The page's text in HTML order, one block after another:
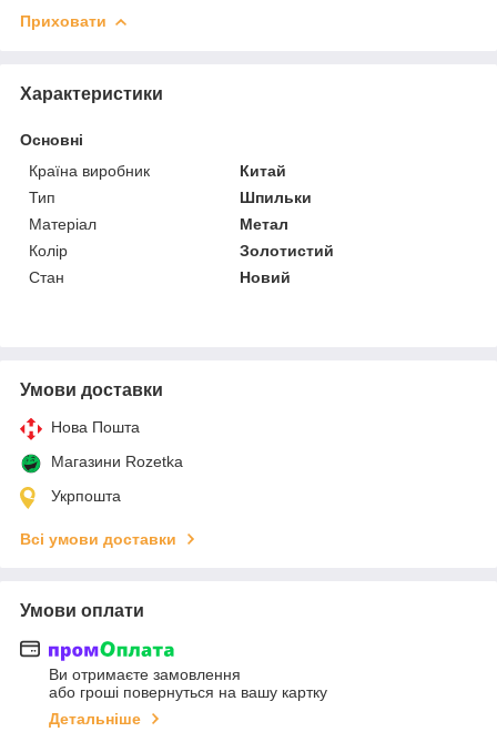
Приховати
Характеристики
Основні
Країна виробник
Китай
Тип
Шпильки
Матеріал
Метал
Колір
Золотистий
Стан
Новий
Умови доставки
Нова Пошта
Магазини Rozetka
Укрпошта
Всі умови доставки
Умови оплати
Ви отримаєте замовлення
або гроші повернуться на вашу картку
Детальніше